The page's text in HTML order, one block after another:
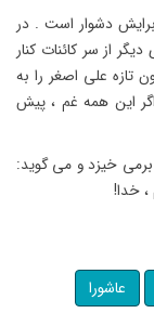
دشوار است . در
از سر كائنات كنار
تازه على اصغر را به
این همه غم ، پیش
خیزد و مى گوید:
خدا!
عاشورا